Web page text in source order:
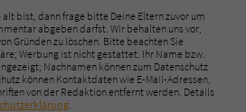
alt bist, dann frage bitte Deine Eltern zuvor um
abgeben darfst. Wir behalten uns vor,
Gründen zu löschen. Bitte beachten Sie
Werbung ist nicht gestattet. Ihr Name bzw.
Nachnamen können zum Datenschutz
können Kontaktdaten wie E-Mail-Adressen,
von der Redaktion entfernt werden. Details